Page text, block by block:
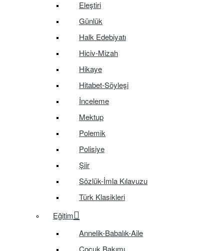
Eleştiri
Günlük
Halk Edebiyatı
Hiciv-Mizah
Hikaye
Hitabet-Söyleşi
İnceleme
Mektup
Polemik
Polisiye
Şiir
Sözlük-İmla Kılavuzu
Türk Klasikleri
Eğitim
Annelik-Babalık-Aile
Çocuk Bakımı